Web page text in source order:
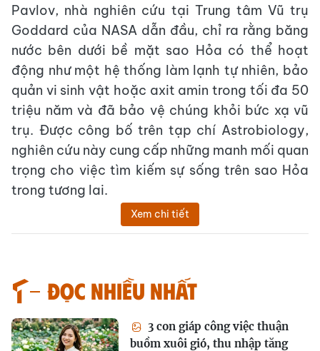
Pavlov, nhà nghiên cứu tại Trung tâm Vũ trụ
Goddard của NASA dẫn đầu, chỉ ra rằng băng
nước bên dưới bề mặt sao Hỏa có thể hoạt
động như một hệ thống làm lạnh tự nhiên, bảo
quản vi sinh vật hoặc axit amin trong tối đa 50
triệu năm và đã bảo vệ chúng khỏi bức xạ vũ
trụ. Được công bố trên tạp chí Astrobiology,
nghiên cứu này cung cấp những manh mối quan
trọng cho việc tìm kiếm sự sống trên sao Hỏa
trong tương lai.
Xem chi tiết
Đọc nhiều nhất
3 con giáp công việc thuận
buồm xuôi gió, thu nhập tăng